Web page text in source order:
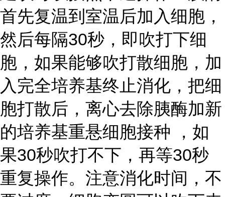
首先复温到室温后加入细胞，
然后每隔30秒，即吹打下细
胞，如果能够吹打散细胞，加
入完全培养基终止消化，把细
胞打散后，离心去除胰酶加新
的培养基重悬细胞接种 ，如
果30秒吹打不下，再等30秒
重复操作。注意消化时间，不